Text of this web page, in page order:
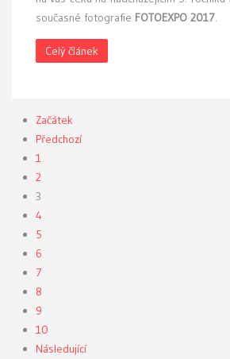
současné fotografie FOTOEXPO 2017.
Celý článek
Začátek
Předchozí
1
2
3
4
5
6
7
8
9
10
Následující